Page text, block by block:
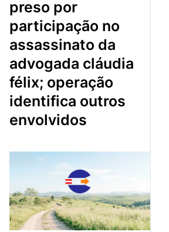
preso por
participação no
assassinato da
advogada cláudia
félix; operação
identifica outros
envolvidos